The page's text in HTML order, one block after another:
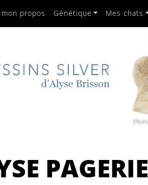
mon propos Génétique Mes chats
PAGERIE